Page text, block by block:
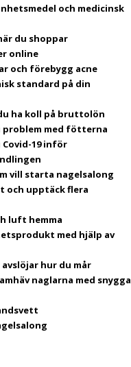
och medicinsk
du shoppar
online
och förebygg acne
standard på din
ha koll på bruttolön
problem med fötterna
Covid-19 inför
vill starta nagelsalong
upptäck flera
luft hemma
med hjälp av
hur du mår
naglarna med snygga